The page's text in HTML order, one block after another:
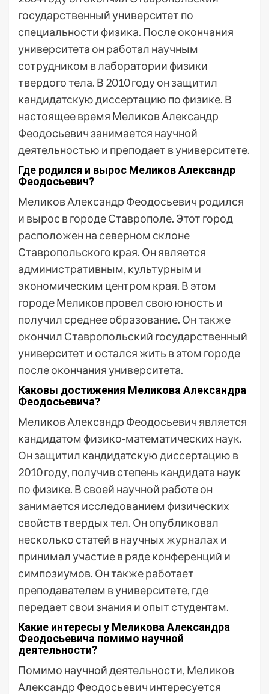
государственный университет по
специальности физика. После окончания
университета он работал научным
сотрудником в лаборатории физики
твердого тела. В 2010 году он защитил
кандидатскую диссертацию по физике. В
настоящее время Меликов Александр
Феодосьевич занимается научной
деятельностью и преподает в университете.
Где родился и вырос Меликов Александр
Феодосьевич?
Меликов Александр Феодосьевич родился
и вырос в городе Ставрополе. Этот город
расположен на северном склоне
Ставропольского края. Он является
административным, культурным и
экономическим центром края. В этом
городе Меликов провел свою юность и
получил среднее образование. Он также
окончил Ставропольский государственный
университет и остался жить в этом городе
после окончания университета.
Каковы достижения Меликова Александра
Феодосьевича?
Меликов Александр Феодосьевич является
кандидатом физико-математических наук.
Он защитил кандидатскую диссертацию в
2010 году, получив степень кандидата наук
по физике. В своей научной работе он
занимается исследованием физических
свойств твердых тел. Он опубликовал
несколько статей в научных журналах и
принимал участие в ряде конференций и
симпозиумов. Он также работает
преподавателем в университете, где
передает свои знания и опыт студентам.
Какие интересы у Меликова Александра
Феодосьевича помимо научной
деятельности?
Помимо научной деятельности, Меликов
Александр Феодосьевич интересуется